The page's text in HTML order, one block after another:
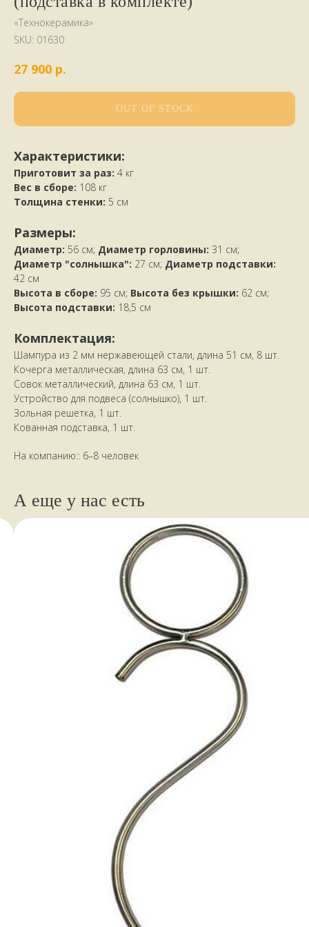
«Технокерамика»
SKU: 01630
27 900 р.
OUT OF STOCK
Характеристики:
Приготовит за раз: 4 кг
Вес в сборе: 108 кг
Толщина стенки: 5 см
Размеры:
Диаметр: 56 см; Диаметр горловины: 31 см;
Диаметр "солнышка": 27 см; Диаметр подставки:
42 см
Высота в сборе: 95 см; Высота без крышки: 62 см;
Высота подставки: 18,5 см
Комплектация:
Шампура из 2 мм нержавеющей стали, длина 51 см, 8 шт.
Кочерга металлическая, длина 63 см, 1 шт.
Совок металлический, длина 63 см, 1 шт.
Устройство для подвеса (солнышко), 1 шт.
Зольная решетка, 1 шт.
Кованная подставка, 1 шт.
На компанию:: 6–8 человек
А еще у нас есть
НАШИ КЛИЕНТЫПИШУТ
КАК МЫ РАБОТАЕМ,
ОПЛАТА И ДОСТАВКА
в наличии
Терском переулке, дом 4
заказы по всей области.